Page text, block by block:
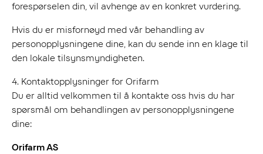
forespørselen din, vil avhenge av en konkret vurdering.
Hvis du er misfornøyd med vår behandling av
personopplysningene dine, kan du sende inn en klage til
den lokale tilsynsmyndigheten.
4. Kontaktopplysninger for Orifarm
Du er alltid velkommen til å kontakte oss hvis du har
spørsmål om behandlingen av personopplysningene
dine:
Orifarm AS